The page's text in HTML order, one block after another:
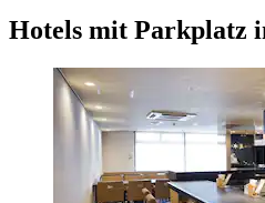
Hotels mit Parkplatz